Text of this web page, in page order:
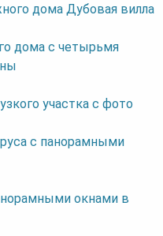
дома Дубовая вилла
дома с четырьмя
участка с фото
с панорамными
окнами в